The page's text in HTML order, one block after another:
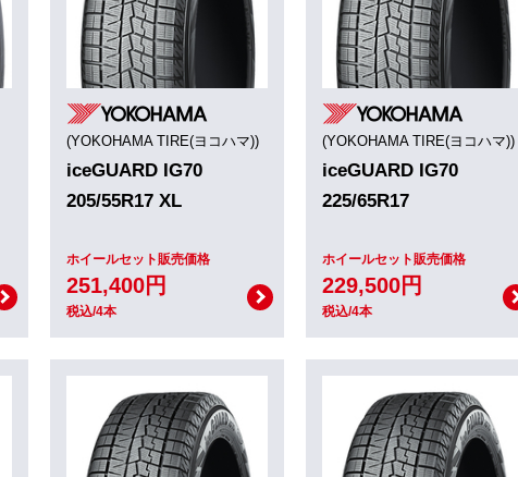
(YOKOHAMA TIRE(ヨコハマ))
iceGUARD IG70
205/55R17 XL
ホイールセット販売価格
251,400円
税込/4本
(YOKOHAMA TIRE(ヨコハマ))
iceGUARD IG70
225/65R17
ホイールセット販売価格
229,500円
税込/4本